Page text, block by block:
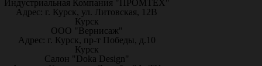
Индустриальная Компания "ПРОМТЕХ"
Адрес: г. Курск, ул. Литовская, 12В
Курск
ООО "Вернисаж"
Адрес: г. Курск, пр-т Победы, д.10
Курск
Салон "Doka Design"